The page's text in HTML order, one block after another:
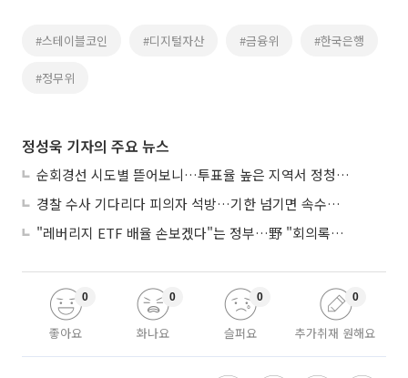
#스테이블코인 #디지털자산 #금융위 #한국은행
#정무위
정성욱 기자의 주요 뉴스
순회경선 시도별 뜯어보니…투표율 높은 지역서 정청래 강세
경찰 수사 기다리다 피의자 석방…기한 넘기면 속수무책
"레버리지 ETF 배율 손보겠다"는 정부…野 "회의록부터 내놔야"
좋아요
0
화나요
0
슬퍼요
0
추가취재 원해요
0